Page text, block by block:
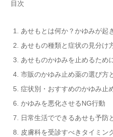
目次
あせもとは何か？かゆみが起
あせもの種類と症状の見分け
あせものかゆみを止めるため
市販のかゆみ止め薬の選び方
症状別・おすすめのかゆみ止
かゆみを悪化させるNG行動
日常生活でできるあせも予防
皮膚科を受診すべきタイミン